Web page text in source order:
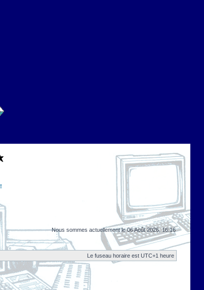
Nous sommes actuellement le 06 Août 2026, 16:16
Le fuseau horaire est UTC+1 heure